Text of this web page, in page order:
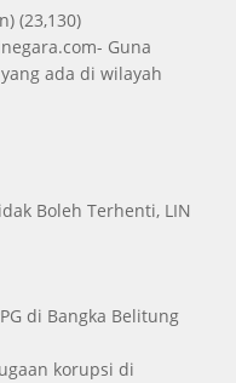
(23,130)
Guna
ada di wilayah
Boleh Terhenti, LIN
di Bangka Belitung
korupsi di